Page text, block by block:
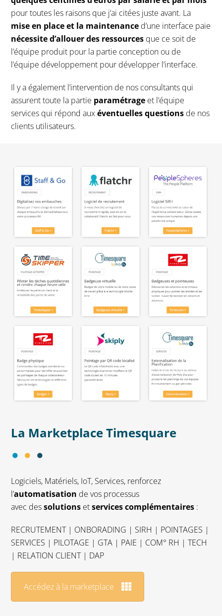
pour toutes les raisons que j’ai citées juste avant. La
mise en place et la maintenance d’une interface paie
nécessite d’allouer des ressources que ce soit de
l’équipe produit pour la partie conception ou de
l’équipe développement pour développer l’interface.
Il y a également l’intervention de nos consultants qui
assurent toute la partie paramétrage et l’équipe
services qui répond auxéventuelles questions de nos
clients utilisateurs.
La Marketplace Timesquare
Logiciels, Matériels, IoT, Services, renforcez
l’automatisation de vos processus
avec dessolutions etservices complémentaires :
RECRUTEMENT | ONBORADING | SIRH | POINTAGES |
SERVICES | PILOTAGE | GTA | PAIE | COM° RH | TECH
| RELATION CLIENT | DAP
Accédez à la marketplace